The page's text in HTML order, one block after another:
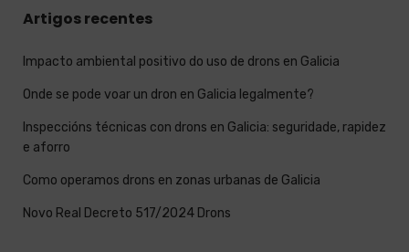
Artigos recentes
Impacto ambiental positivo do uso de drons en Galicia
Onde se pode voar un dron en Galicia legalmente?
Inspeccións técnicas con drons en Galicia: seguridade, rapidez
e aforro
Como operamos drons en zonas urbanas de Galicia
Novo Real Decreto 517/2024 Drons